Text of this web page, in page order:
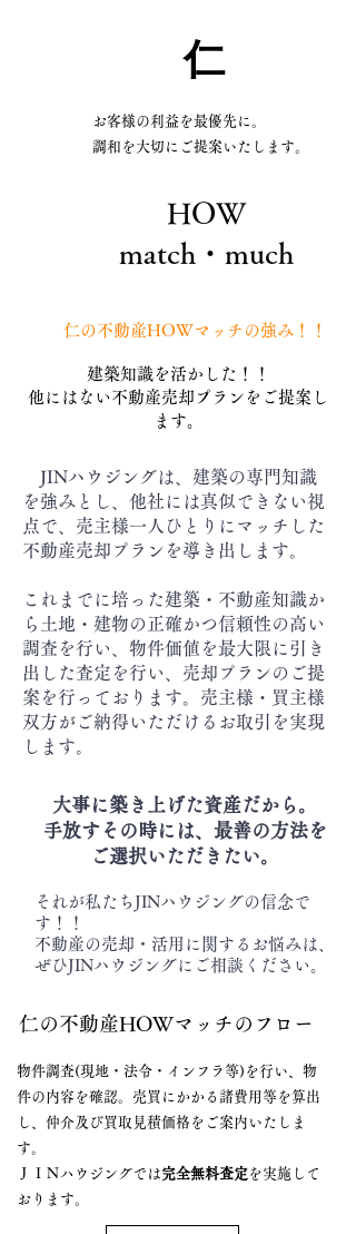
​仁
お客様の利益を最優先に。
調和を大切にご提案いたします。
HOW
match・much
仁の不動産HOWマッチの強み！！
建築知識を活かした！！
他にはない不動産売却プランをご提案し
ます。
​ JINハウジングは、建築の専門知識
を強みとし、他社には真似できない視
点で、売主様一人ひとりにマッチした
不動産売却プランを導き出します。
これまでに培った建築・不動産知識か
ら土地・建物の正確かつ信頼性の高い
調査を行い、物件価値を最大限に引き
出した査定を行い、売却プランのご提
案を行っております。売主様・買主様
双方がご納得いただけるお取引を実現
します。
大事に築き上げた資産だから。
手放すその時には、最善の方法を
ご選択いただきたい。
それが私たちJINハウジングの信念で
す！！
不動産の売却・活用に関するお悩みは、
ぜひJINハウジングにご相談ください。
​仁の不動産HOWマッチのフロー
物件調査(現地・法令・インフラ等)を行い、物
件の内容を確認。売買にかかる諸費用等を算出
し、仲介及び買取見積価格をご案内いたしま
す。
ＪＩＮハウジングでは完全無料査定を実施して
おります。